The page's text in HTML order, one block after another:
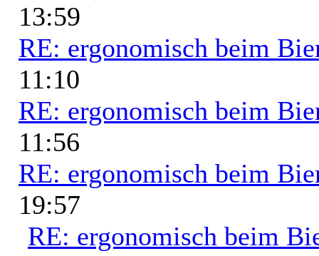
13:59
RE: ergonomisch beim
11:10
RE: ergonomisch beim
11:56
RE: ergonomisch beim
19:57
RE: ergonomisch beim